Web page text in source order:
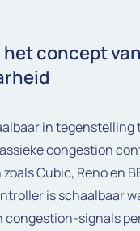
het concept van
in tegenstelling
congestion
Cubic, Reno en
is schaalbaar
congestion-signals